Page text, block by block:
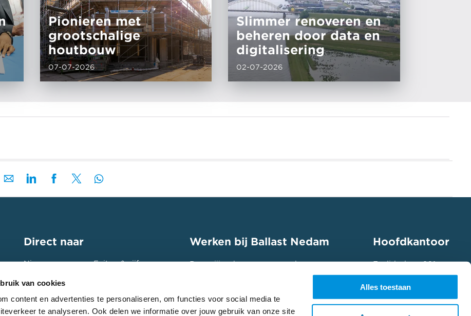
van cookies
content en advertenties te personaliseren, om functies voor social media te
te analyseren. Ook delen we informatie over jouw gebruik van onze site
Alles toestaan
Pionieren met
grootschalige
houtbouw
07-07-2026
Slimmer renoveren en
beheren door data en
digitalisering
02-07-2026
Direct naar
Nieuws
Feiten & cijfers
Werken bij Ballast Nedam
Bouw jij ook mee aan een duurzame
toekomst? Stap in jouw speelveld en
Bekijk onze vacatures
Hoofdkantoor
Euclideslaan 201
3584 BS Utrecht
(+31) 030 285 33 33